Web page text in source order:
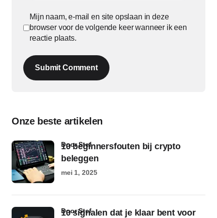
Mijn naam, e-mail en site opslaan in deze
browser voor de volgende keer wanneer ik een
reactie plaats.
Submit Comment
Onze beste artikelen
10 beginnersfouten bij crypto
beleggen
door Stef
mei 1, 2025
10 signalen dat je klaar bent voor
door Stef